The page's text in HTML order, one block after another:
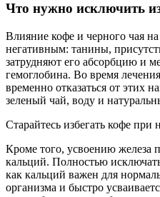
Что нужно исключить
Влияние кофе и черного чая
негативным: танины,
затрудняют его абсорбцию и
гемоглобина. Во время
временно отказаться от этих
зеленый чай, воду и
Старайтесь избегать кофе при
Кроме того, усвоению железа
кальций. Полностью
как кальций важен для
организма и быстро